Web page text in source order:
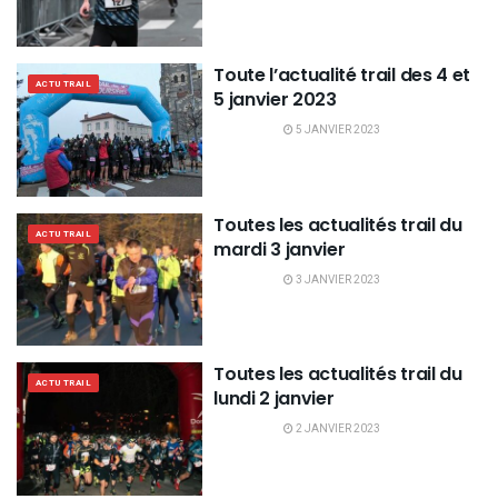
ACTU TRAIL
Toute l’actualité trail des 4 et
5 janvier 2023
5 JANVIER 2023
ACTU TRAIL
Toutes les actualités trail du
mardi 3 janvier
3 JANVIER 2023
ACTU TRAIL
Toutes les actualités trail du
lundi 2 janvier
2 JANVIER 2023